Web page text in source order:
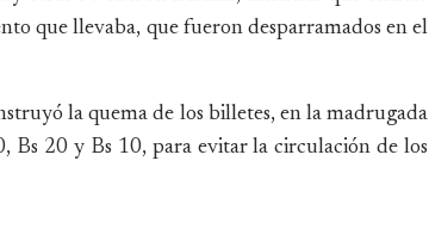
que llevaba, que fueron desparramados en el
la quema de los billetes, en la madrugada
Bs 20 y Bs 10, para evitar la circulación de los